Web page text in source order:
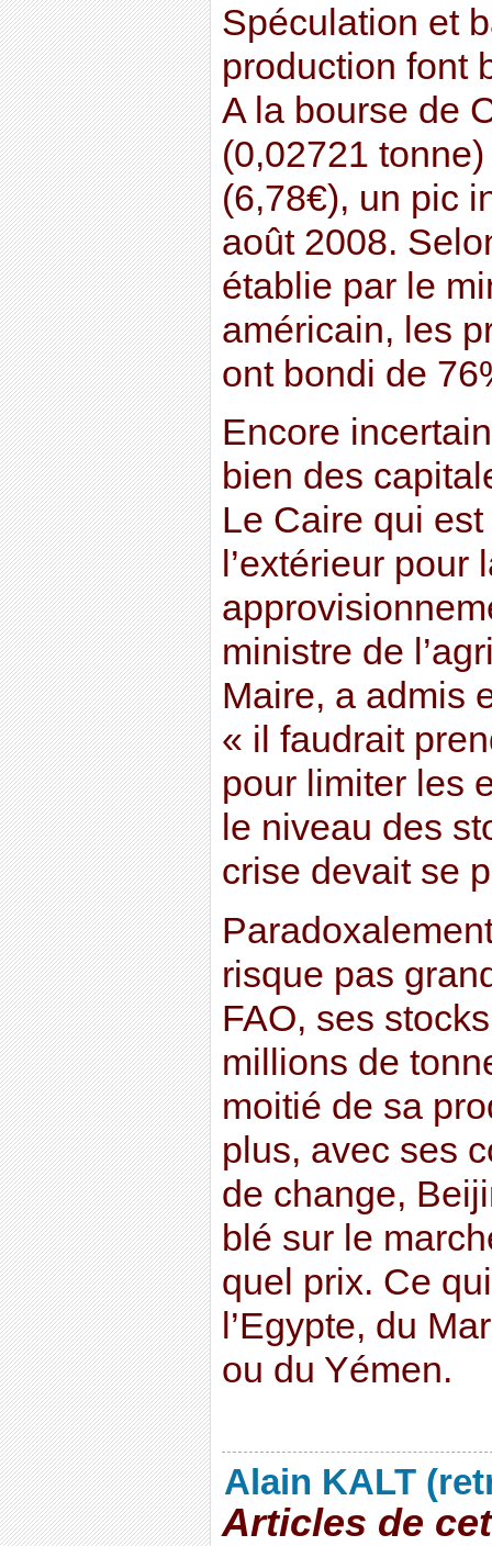
Spéculation et
production font
A la bourse de
(0,02721
(6,78€), un pic
août 2008.
établie par le
américain, les
ont bondi de
Encore
bien des
Le Caire qui
l’extérieur
ministre de
Maire, a admis
« il faudrait
pour limiter les
le niveau des
crise devait se
risque pas
FAO, ses
millions de
moitié de sa
plus, avec ses
de change,
blé sur le
quel prix. Ce
l’Egypte, du
ou du Yémen.
Alain KALT
Articles de